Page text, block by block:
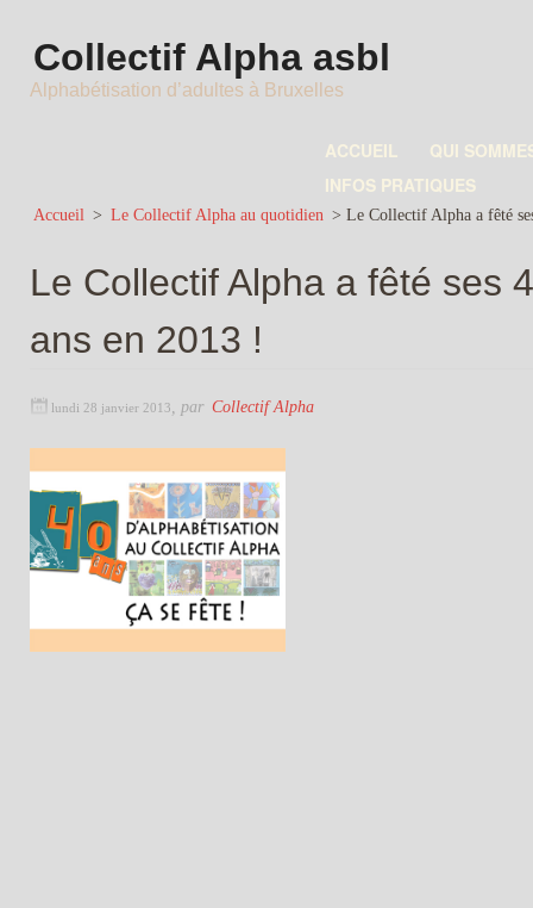
Collectif Alpha asbl
Alphabétisation d’adultes à Bruxelles
ACCUEIL
QUI
INFOS PRATIQUES
Accueil > Le Collectif Alpha au quotidien > Le Collectif Alpha a fêté
Le Collectif Alpha a fêté ses
ans en 2013 !
lundi 28 janvier 2013 par Collectif Alpha